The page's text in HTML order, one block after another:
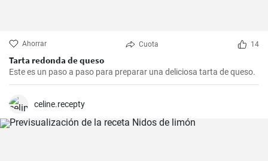
Ahorrar Cuota 14
Tarta redonda de queso
Este es un paso a paso para preparar una deliciosa tarta de queso.
celine.recepty